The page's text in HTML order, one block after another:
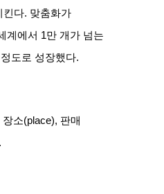
킨다. 맞춤화가
계에서 1만 개가 넘는
도로 성장했다.
장소(place), 판매
.